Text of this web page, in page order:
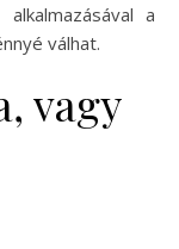
a
válhat.
vagy